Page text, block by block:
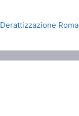
Derattizzazione Roma